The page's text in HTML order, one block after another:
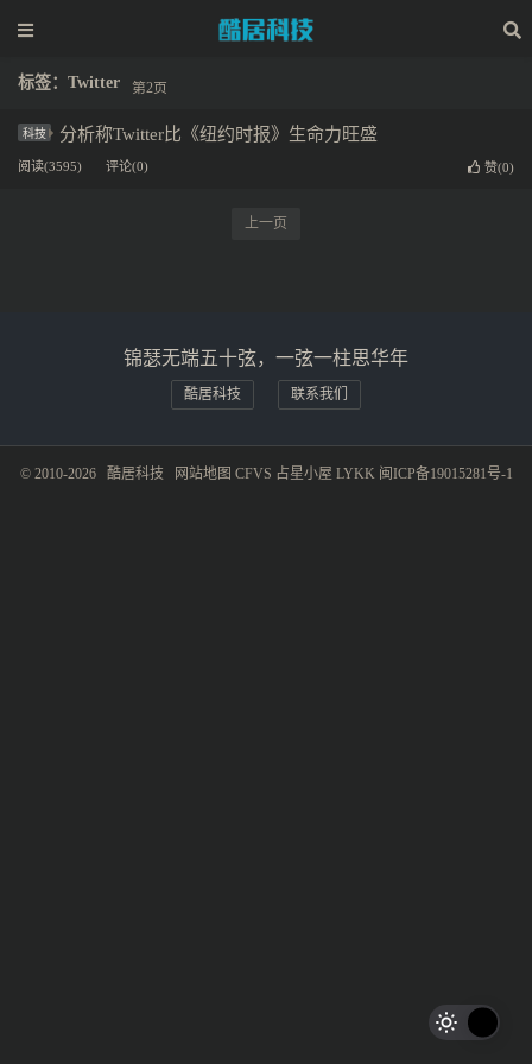
标签：Twitter 第2页
科技 分析称Twitter比《纽约时报》生命力旺盛
阅读(3595) 评论(0) 赞(0)
上一页
锦瑟无端五十弦，一弦一柱思华年
酷居科技 联系我们
© 2010-2026 酷居科技 网站地图 CFVS 占星小屋 LYKK 闽ICP备19015281号-1